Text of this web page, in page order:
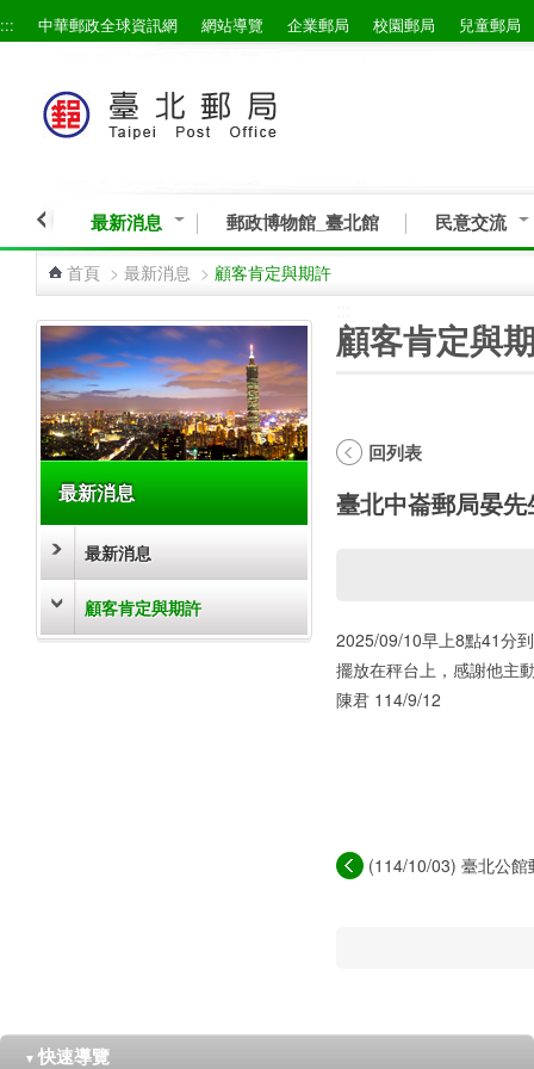
跳到主要內容區塊
::: 中華郵政全球資訊網 網站導覽 企業郵局 校園郵局 兒童郵局
最新消息 郵政博物館_臺北館 民意交流
首頁 > 最新消息 > 顧客肯定與期許
最新消息
最新消息
顧客肯定與期許
顧客肯定與
回列表
臺北中崙郵局晏
2025/09/10早上8點41分
擺放在秤台上，感謝他主
陳君 114/9/12
(114/10/03) 臺北公
▼ 快速導覽